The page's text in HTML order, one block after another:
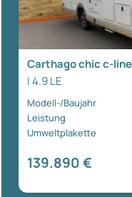
Carthago chic c-line
I 4.9 LE
Modell-/Baujahr
Leistung
Umweltplakette
139.890 €